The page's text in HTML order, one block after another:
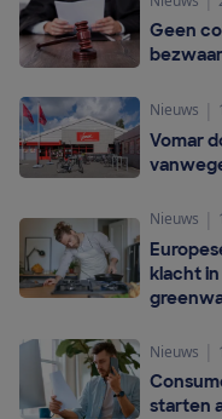
Geen
Nieuws
Vomar
Nieuws
klacht
Nieuws
starten